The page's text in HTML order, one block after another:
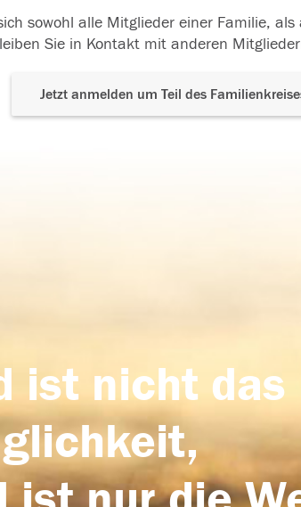
sowohl alle Mitglieder einer Familie,
Sie in Kontakt mit anderen
Jetzt anmelden um Teil des
ist nicht